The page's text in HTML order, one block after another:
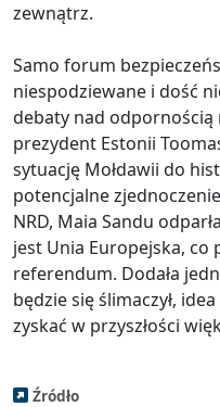
zewnątrz.
Samo forum
niespodziewane i dość
debaty nad odpornością
prezydent Estonii
sytuację Mołdawii do
potencjalne
NRD, Maia Sandu
jest Unia Europejska,
referendum. Dodała
będzie się ślimaczył,
zyskać w przyszłości
Źródło